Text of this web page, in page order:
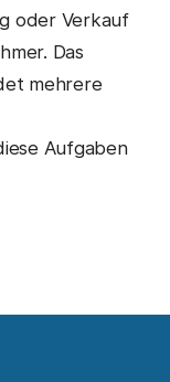
oder Verkauf
Das
mehrere
Aufgaben